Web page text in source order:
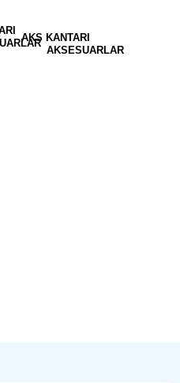
AKS KANTARI
AKSESUARLAR